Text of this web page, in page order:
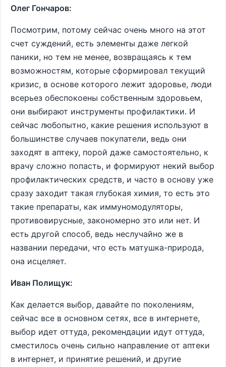
Олег Гончаров:
Посмотрим, потому сейчас очень много на этот
счет суждений, есть элементы даже легкой
паники, но тем не менее, возвращаясь к тем
возможностям, которые сформировал текущий
кризис, в основе которого лежит здоровье, люди
всерьез обеспокоены собственным здоровьем,
они выбирают инструменты профилактики. И
сейчас любопытно, какие решения используют в
большинстве случаев покупатели, ведь они
заходят в аптеку, порой даже самостоятельно, к
врачу сложно попасть, и формируют некий выбор
профилактических средств, и часто в основу уже
сразу заходит такая глубокая химия, то есть это
такие препараты, как иммуномодуляторы,
противовирусные, закономерно это или нет. И
есть другой способ, ведь неслучайно же в
названии передачи, что есть матушка-природа,
она исцеляет.
Иван Полищук:
Как делается выбор, давайте по поколениям,
сейчас все в основном сетях, все в интернете,
выбор идет оттуда, рекомендации идут оттуда,
сместилось очень сильно направление от аптеки
в интернет, и принятие решений, и другие